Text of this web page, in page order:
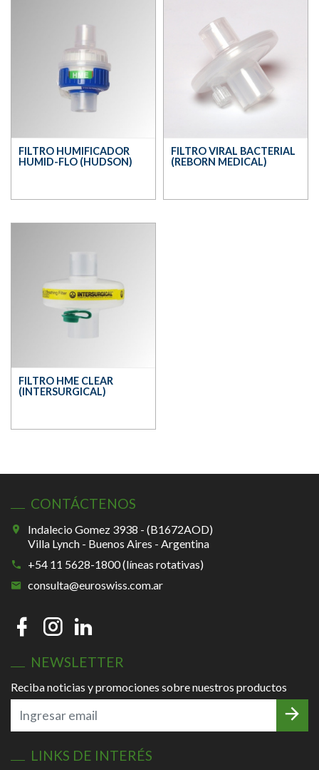
FILTRO HUMIFICADOR
HUMID-FLO (HUDSON)
FILTRO VIRAL BACTERIAL
(REBORN MEDICAL)
FILTRO HME CLEAR
(INTERSURGICAL)
CONTÁCTENOS
Indalecio Gomez 3938 - (B1672AOD)
Villa Lynch - Buenos Aires - Argentina
+54 11 5628-1800 (líneas rotativas)
consulta@euroswiss.com.ar
NEWSLETTER
Reciba noticias y promociones sobre nuestros productos
LINKS DE INTERÉS